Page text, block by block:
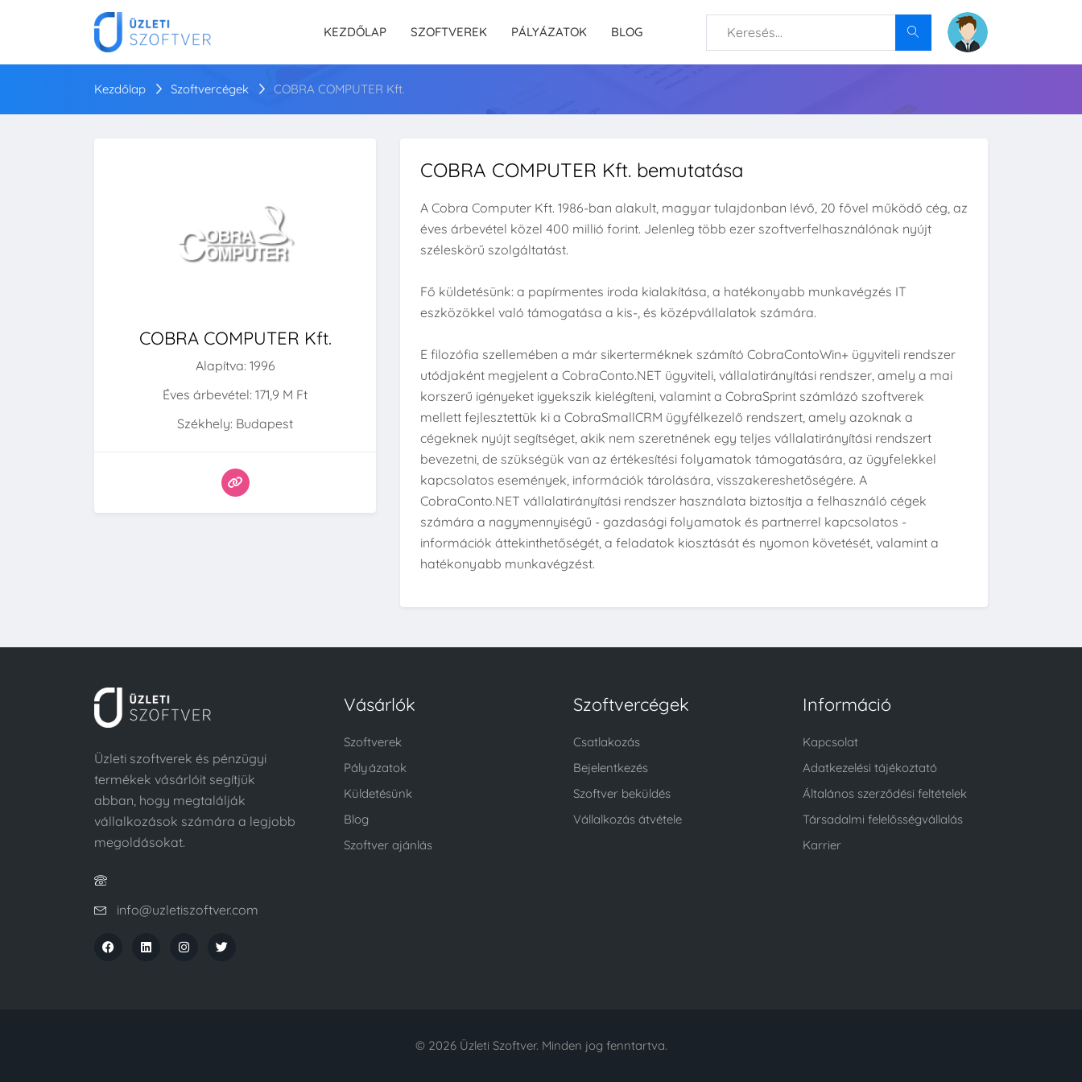
KEZDŐLAP SZOFTVEREK PÁLYÁZATOK BLOG
Kezdőlap Szoftvercégek COBRA COMPUTER Kft.
COBRA COMPUTER Kft.
Alapítva: 1996
Éves árbevétel: 171,9 M Ft
Székhely: Budapest
COBRA COMPUTER Kft. bemutatása
A Cobra Computer Kft. 1986-ban alakult, magyar tulajdonban lévő, 20 fővel működő cég, az
éves árbevétel közel 400 millió forint. Jelenleg több ezer szoftverfelhasználónak nyújt
széleskörű szolgáltatást.
Fő küldetésünk: a papírmentes iroda kialakítása, a hatékonyabb munkavégzés IT
eszközökkel való támogatása a kis-, és középvállalatok számára.
E filozófia szellemében a már sikerterméknek számító CobraContoWin+ ügyviteli rendszer
utódjaként megjelent a CobraConto.NET ügyviteli, vállalatirányítási rendszer, amely a mai
korszerű igényeket igyekszik kielégíteni, valamint a CobraSprint számlázó szoftverek
mellett fejlesztettük ki a CobraSmallCRM ügyfélkezelő rendszert, amely azoknak a
cégeknek nyújt segítséget, akik nem szeretnének egy teljes vállalatirányítási rendszert
bevezetni, de szükségük van az értékesítési folyamatok támogatására, az ügyfelekkel
kapcsolatos események, információk tárolására, visszakereshetőségére. A
CobraConto.NET vállalatirányítási rendszer használata biztosítja a felhasználó cégek
számára a nagymennyiségű - gazdasági folyamatok és partnerrel kapcsolatos -
információk áttekinthetőségét, a feladatok kiosztását és nyomon követését, valamint a
hatékonyabb munkavégzést.
Üzleti szoftverek és pénzügyi
termékek vásárlóit segítjük
abban, hogy megtalálják
vállalkozások számára a legjobb
megoldásokat.
info@uzletiszoftver.com
Vásárlók
Szoftverek
Pályázatok
Küldetésünk
Blog
Szoftver ajánlás
Szoftvercégek
Csatlakozás
Bejelentkezés
Szoftver beküldés
Vállalkozás átvétele
Információ
Kapcsolat
Adatkezelési tájékoztató
Általános szerződési feltételek
Társadalmi felelősségvállalás
Karrier
© 2026 Üzleti Szoftver. Minden jog fenntartva.